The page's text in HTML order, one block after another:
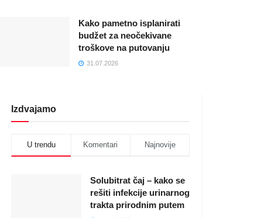
Kako pametno isplanirati
budžet za neočekivane
troškove na putovanju
31.07.2026
Izdvajamo
U trendu Komentari Najnovije
Solubitrat čaj – kako se
rešiti infekcije urinarnog
trakta prirodnim putem